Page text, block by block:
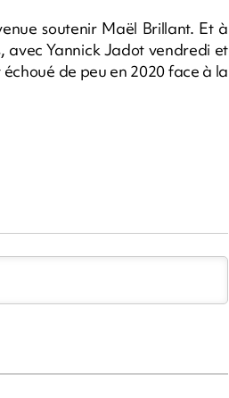
soutenir Maël Brillant. Et à
avec Yannick Jadot vendredi et
de peu en 2020 face à la